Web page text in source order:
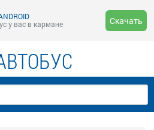
у вас в кармане
Скачать